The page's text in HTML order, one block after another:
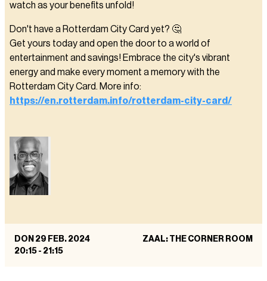
watch as your benefits unfold!
Don't have a Rotterdam City Card yet? 🤔
Get yours today and open the door to a world of
entertainment and savings! Embrace the city's vibrant
energy and make every moment a memory with the
Rotterdam City Card. More info:
https://en.rotterdam.info/rotterdam-city-card/
DON 29 FEB. 2024
20:15 - 21:15
ZAAL: THE CORNER ROOM